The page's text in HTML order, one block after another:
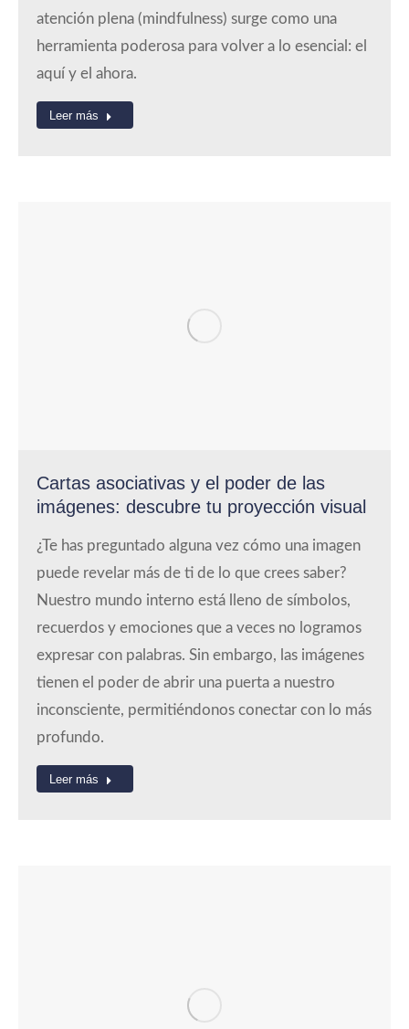
atención plena (mindfulness) surge como una
herramienta poderosa para volver a lo esencial: el
aquí y el ahora.
Leer más
Cartas asociativas y el poder de las
imágenes: descubre tu proyección visual
¿Te has preguntado alguna vez cómo una imagen
puede revelar más de ti de lo que crees saber?
Nuestro mundo interno está lleno de símbolos,
recuerdos y emociones que a veces no logramos
expresar con palabras. Sin embargo, las imágenes
tienen el poder de abrir una puerta a nuestro
inconsciente, permitiéndonos conectar con lo más
profundo.
Leer más